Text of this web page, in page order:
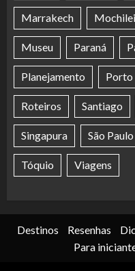
Marrakech
Museu Paraná
Planejamento Porto
Roteiros Santiago
Singapura São Paulo
Tóquio Viagens
Destinos Resenhas
Para